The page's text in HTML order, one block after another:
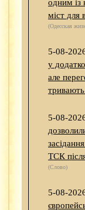
одним із
міст для
(Одесская
5-08-
у
але
5-08-
ТСК
(Слово)
5-08-